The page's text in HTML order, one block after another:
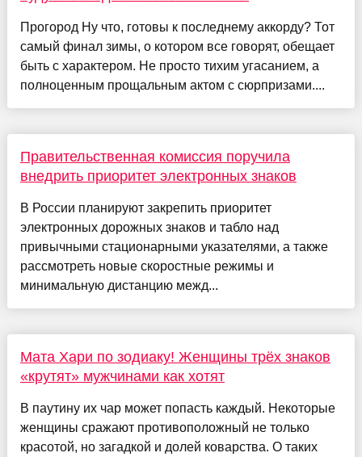
Прогород Ну что, готовы к последнему аккорду? Тот
самый финал зимы, о котором все говорят, обещает
быть с характером. Не просто тихим угасанием, а
полноценным прощальным актом с сюрпризами....
Правительственная комиссия поручила
внедрить приоритет электронных знаков
В России планируют закрепить приоритет
электронных дорожных знаков и табло над
привычными стационарными указателями, а также
рассмотреть новые скоростные режимы и
минимальную дистанцию межд...
Мата Хари по зодиаку! Женщины трёх знаков
«крутят» мужчинами как хотят
В паутину их чар может попасть каждый. Некоторые
женщины сражают противоположный не только
красотой, но загадкой и долей коварства. О таких